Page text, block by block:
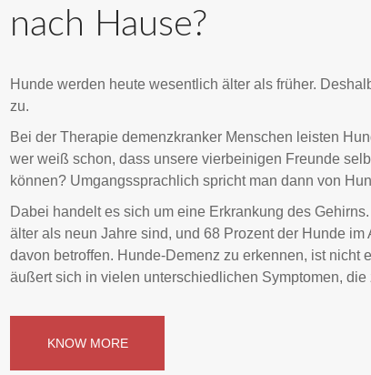
nach Hause?
Hunde werden heute wesentlich älter als früher.
zu.
Bei der Therapie demenzkranker Menschen leisten
wer weiß schon, dass unsere vierbeinigen Freunde
können? Umgangssprachlich spricht man dann von
Dabei handelt es sich um eine Erkrankung des
älter als neun Jahre sind, und 68 Prozent der Hunde im
davon betroffen. Hunde-Demenz zu erkennen, ist nicht
äußert sich in vielen unterschiedlichen Symptomen, die
KNOW MORE